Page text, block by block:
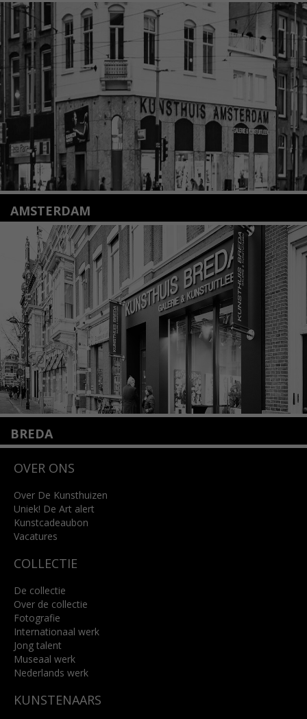
Nieuwstraat 35
2312 KA Leiden
+31(0)71 – 52 84 480
info@kunsthuisleiden.nl
Lees meer
AMSTERDAM
Amstelveenseweg 135
1075 VX Amsterdam
+31 (0)20 2332546
info@kunsthuisamsterdam.nl
Lees meer
BREDA
4818 SB Breda
info@kunsthuisbreda.nl
Lees meer
OVER ONS
Over De Kunsthuizen
Uniek! De Art alert
Kunstcadeaubon
Vacatures
COLLECTIE
De collectie
Over de collectie
Fotografie
Internationaal werk
Jong talent
Museaal werk
Nederlands werk
KUNSTENAARS